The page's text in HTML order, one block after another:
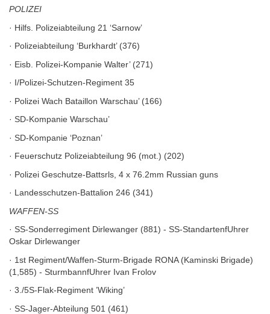
POLIZEI
· Hilfs. Polizeiabteilung 21 ‘Sarnow’
· Polizeiabteilung ‘Burkhardt’ (376)
· Eisb. Polizei-Kompanie Walter’ (271)
· I/Polizei-Schutzen-Regiment 35
· Polizei Wach Bataillon Warschau’ (166)
· SD-Kompanie Warschau’
· SD-Kompanie ‘Poznan’
· Feuerschutz Polizeiabteilung 96 (mot.) (202)
· Polizei Geschutze-Battsrls, 4 x 76.2mm Russian guns
· Landesschutzen-Battalion 246 (341)
WAFFEN-SS
· SS-Sonderregiment Dirlewanger (881) - SS-StandartenfUhrer
Oskar Dirlewanger
· 1st Regiment/Waffen-Sturm-Brigade RONA (Kaminski Brigade)
(1,585) - SturmbannfUhrer Ivan Frolov
· 3./5S-Flak-Regiment ’Wiking’
· SS-Jager-Abteilung 501 (461)